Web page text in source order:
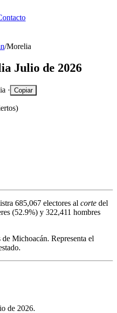
/Morelia
Julio de 2026
· Copiar
685,067 electores al corte del
(52.9%) y 322,411 hombres
de Michoacán. Representa el
de 2026.